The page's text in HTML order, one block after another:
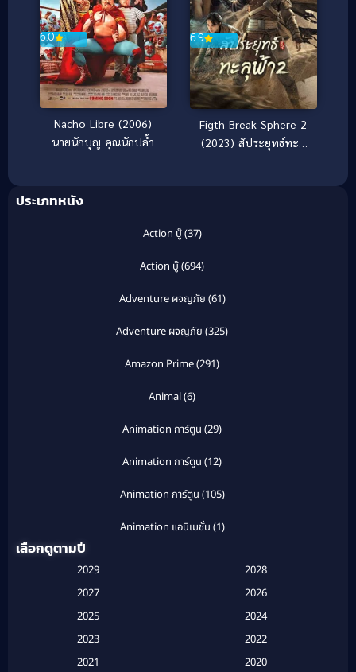
6.0
Nacho Libre (2006)
นายนักบุญ คุณนักปล้ำ
6.9
Figth Break Sphere 2
(2023) สัประยุทธ์ทะลุ
ประเภทหนัง
Action บู๊(37)
Action บู๊(694)
Adventure ผจญภัย (61)
Adventure ผจญภัย (325)
Amazon Prime(291)
Animal(6)
Animation การ์ตูน (29)
Animation การ์ตูน (12)
Animation การ์ตูน (105)
Animation แอนิเมชั่น (1)
Based on a True Story สร้างจากเรื่องจริง(2)
เลือกดูตามปี
2029
2028
2027
2026
2025
2024
2023
2022
2021
2020